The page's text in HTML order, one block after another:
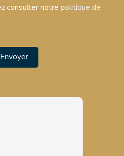
consulter notre politique de
Envoyer